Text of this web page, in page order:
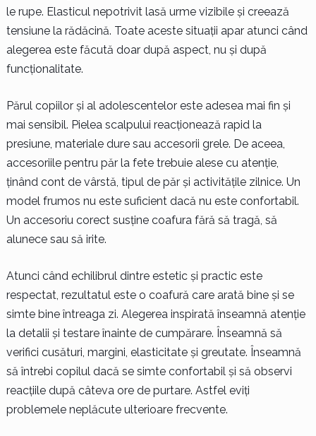
le rupe. Elasticul nepotrivit lasă urme vizibile și creează
tensiune la rădăcină. Toate aceste situații apar atunci când
alegerea este făcută doar după aspect, nu și după
funcționalitate.
Părul copiilor și al adolescentelor este adesea mai fin și
mai sensibil. Pielea scalpului reacționează rapid la
presiune, materiale dure sau accesorii grele. De aceea,
accesoriile pentru păr la fete trebuie alese cu atenție,
ținând cont de vârstă, tipul de păr și activitățile zilnice. Un
model frumos nu este suficient dacă nu este confortabil.
Un accesoriu corect susține coafura fără să tragă, să
alunece sau să irite.
Atunci când echilibrul dintre estetic și practic este
respectat, rezultatul este o coafură care arată bine și se
simte bine întreaga zi. Alegerea inspirată înseamnă atenție
la detalii și testare înainte de cumpărare. Înseamnă să
verifici cusături, margini, elasticitate și greutate. Înseamnă
să întrebi copilul dacă se simte confortabil și să observi
reacțiile după câteva ore de purtare. Astfel eviți
problemele neplăcute ulterioare frecvente.